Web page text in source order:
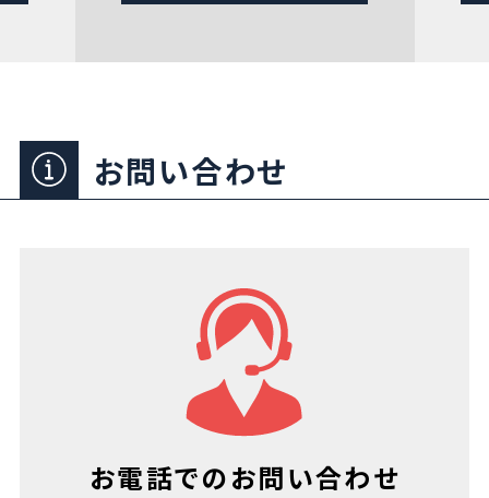
お問い合わせ
お電話でのお問い合わせ